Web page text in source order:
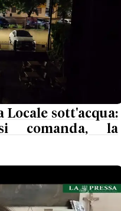
Locale sott'acqua:
comanda, la